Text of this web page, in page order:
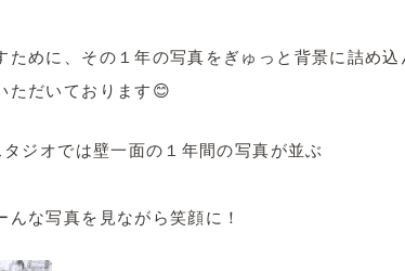
ために、その１年の写真をぎゅっと背景に詰め
ただいております😊
ジオでは壁一面の１年間の写真が並ぶ
な写真を見ながら笑顔に！